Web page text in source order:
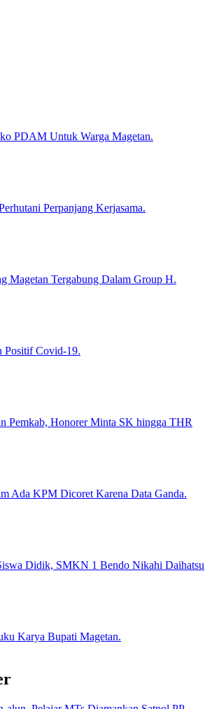
PDAM Untuk Warga Magetan.
Perpanjang Kerjasama.
Magetan Tergabung Dalam Group H.
Positif Covid-19.
Pemkab, Honorer Minta SK hingga THR
Ada KPM Dicoret Karena Data Ganda.
Didik, SMKN 1 Bendo Nikahi Daihatsu
Karya Bupati Magetan.